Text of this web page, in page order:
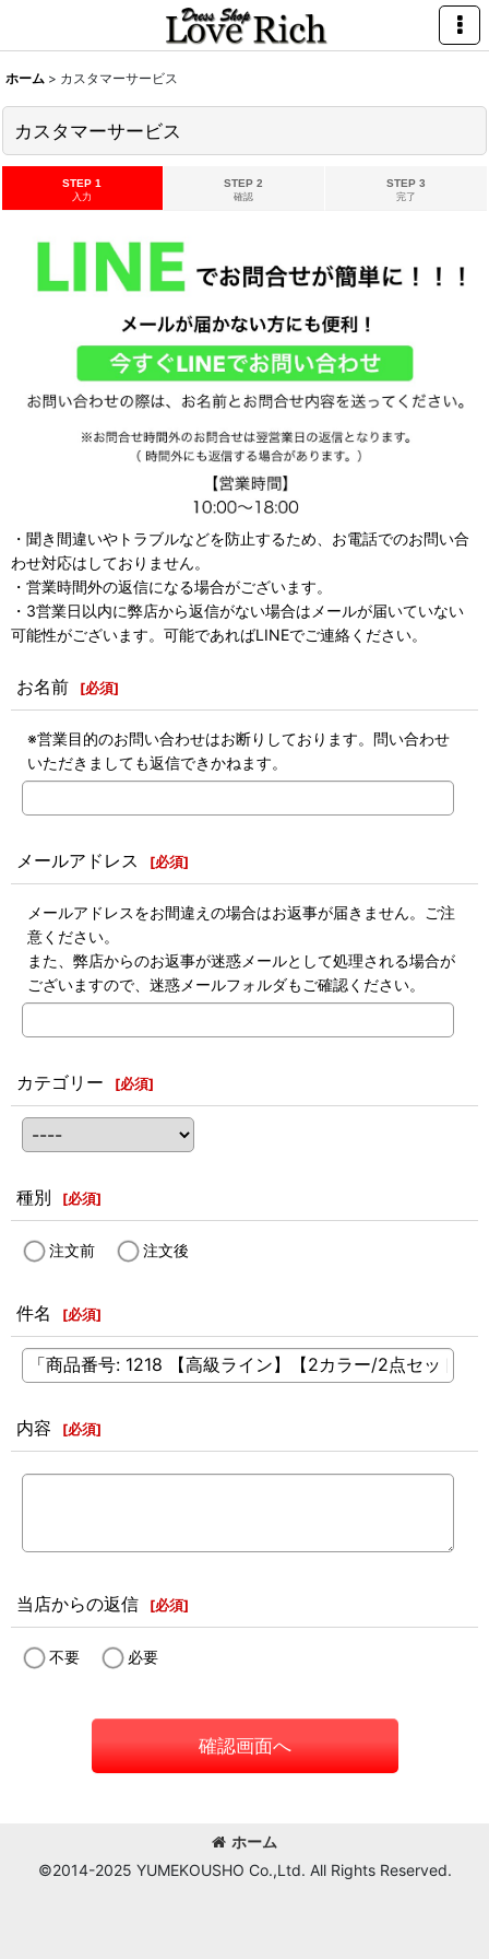
ホーム > カスタマーサービス
カスタマーサービス
STEP 1
入力
STEP 2
確認
STEP 3
完了
・聞き間違いやトラブルなどを防止するため、お電話でのお問い合
わせ対応はしておりません。
・営業時間外の返信になる場合がございます。
・3営業日以内に弊店から返信がない場合はメールが届いていない
可能性がございます。可能であればLINEでご連絡ください。
お名前 [必須]
※営業目的のお問い合わせはお断りしております。問い合わせ
いただきましても返信できかねます。
メールアドレス [必須]
メールアドレスをお間違えの場合はお返事が届きません。ご注
意ください。
また、弊店からのお返事が迷惑メールとして処理される場合が
ございますので、迷惑メールフォルダもご確認ください。
カテゴリー [必須]
種別 [必須]
注文前 注文後
件名 [必須]
内容 [必須]
当店からの返信 [必須]
不要 必要
確認画面へ
ホーム
©2014-2025 YUMEKOUSHO Co.,Ltd. All Rights Reserved.